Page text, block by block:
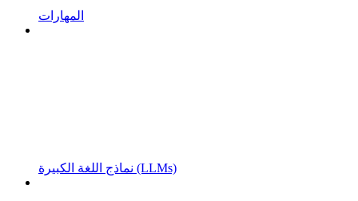
المهارات
نماذج اللغة الكبيرة (LLMs)